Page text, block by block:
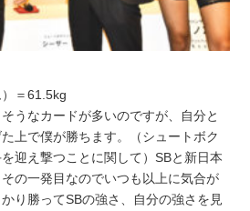
＝61.5kg
うなカードが多いのですが、自分と
上で僕が勝ちます。（シュートボク
迎え撃つことに関して）SBと新日本
の一発目なのでいつも以上に気合が
り勝ってSBの強さ、自分の強さを見